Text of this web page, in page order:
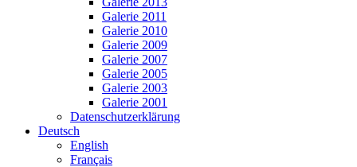
Galerie 2011
Galerie 2010
Galerie 2009
Galerie 2007
Galerie 2005
Galerie 2003
Galerie 2001
Datenschutzerklärung
Deutsch
English
Français